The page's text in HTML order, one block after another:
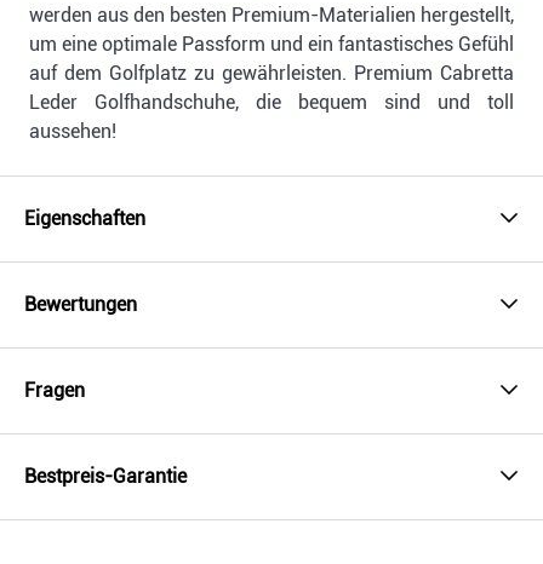
werden aus den besten Premium-Materialien hergestellt,
um eine optimale Passform und ein fantastisches Gefühl
auf dem Golfplatz zu gewährleisten. Premium Cabretta
Leder Golfhandschuhe, die bequem sind und toll
aussehen!
Eigenschaften
Bewertungen
Fragen
Bestpreis-Garantie